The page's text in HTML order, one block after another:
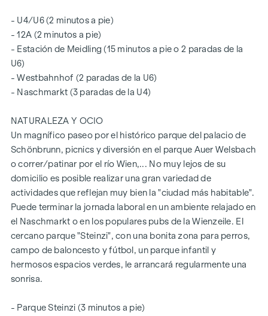
- U4/U6 (2 minutos a pie)
- 12A (2 minutos a pie)
- Estación de Meidling (15 minutos a pie o 2 paradas de la
U6)
- Westbahnhof (2 paradas de la U6)
- Naschmarkt (3 paradas de la U4)
NATURALEZA Y OCIO
Un magnífico paseo por el histórico parque del palacio de
Schönbrunn, picnics y diversión en el parque Auer Welsbach
o correr/patinar por el río Wien,... No muy lejos de su
domicilio es posible realizar una gran variedad de
actividades que reflejan muy bien la "ciudad más habitable".
Puede terminar la jornada laboral en un ambiente relajado en
el Naschmarkt o en los populares pubs de la Wienzeile. El
cercano parque "Steinzi", con una bonita zona para perros,
campo de baloncesto y fútbol, un parque infantil y
hermosos espacios verdes, le arrancará regularmente una
sonrisa.
- Parque Steinzi (3 minutos a pie)